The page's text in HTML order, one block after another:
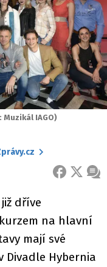
IAGO)
FACEBOOK
X
dříve
na hlavní
mají své
Divadle Hybernia